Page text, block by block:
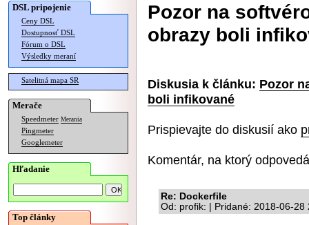
DSL pripojenie
Ceny DSL
Dostupnosť DSL
Fórum o DSL
Výsledky meraní
Satelitná mapa SR
Merače
Speedmeter Merania
Pingmeter
Googlemeter
Hľadanie
Top články
Pozor na
obrazy boli
Diskusia k článku: Pozor
boli infikované
Prispievajte do diskusií ako
Komentár, na ktorý
Re: Dockerfile
Od: profik: | Pridané: 2018-06-28